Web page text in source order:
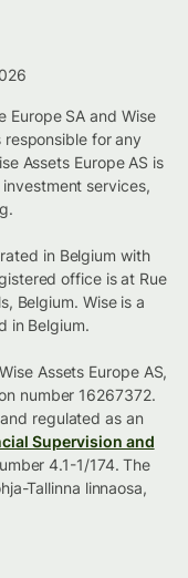
Europe SA and Wise
responsible for any
Assets Europe AS is
services,
in Belgium with
office is at Rue
Belgium. Wise is a
in Belgium.
Assets Europe AS,
number 16267372.
regulated as an
Supervision and
4.1-1/174. The
Tallinna linnaosa,